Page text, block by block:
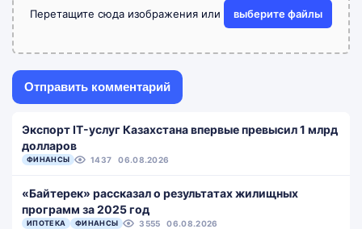
Перетащите сюда изображения или выберите файлы
Экспорт IT-услуг Казахстана впервые превысил 1 млрд
долларов
ФИНАНСЫ 1437 06.08.2026
«Байтерек» рассказал о результатах жилищных
программ за 2025 год
ИПОТЕКА ФИНАНСЫ 3555 06.08.2026